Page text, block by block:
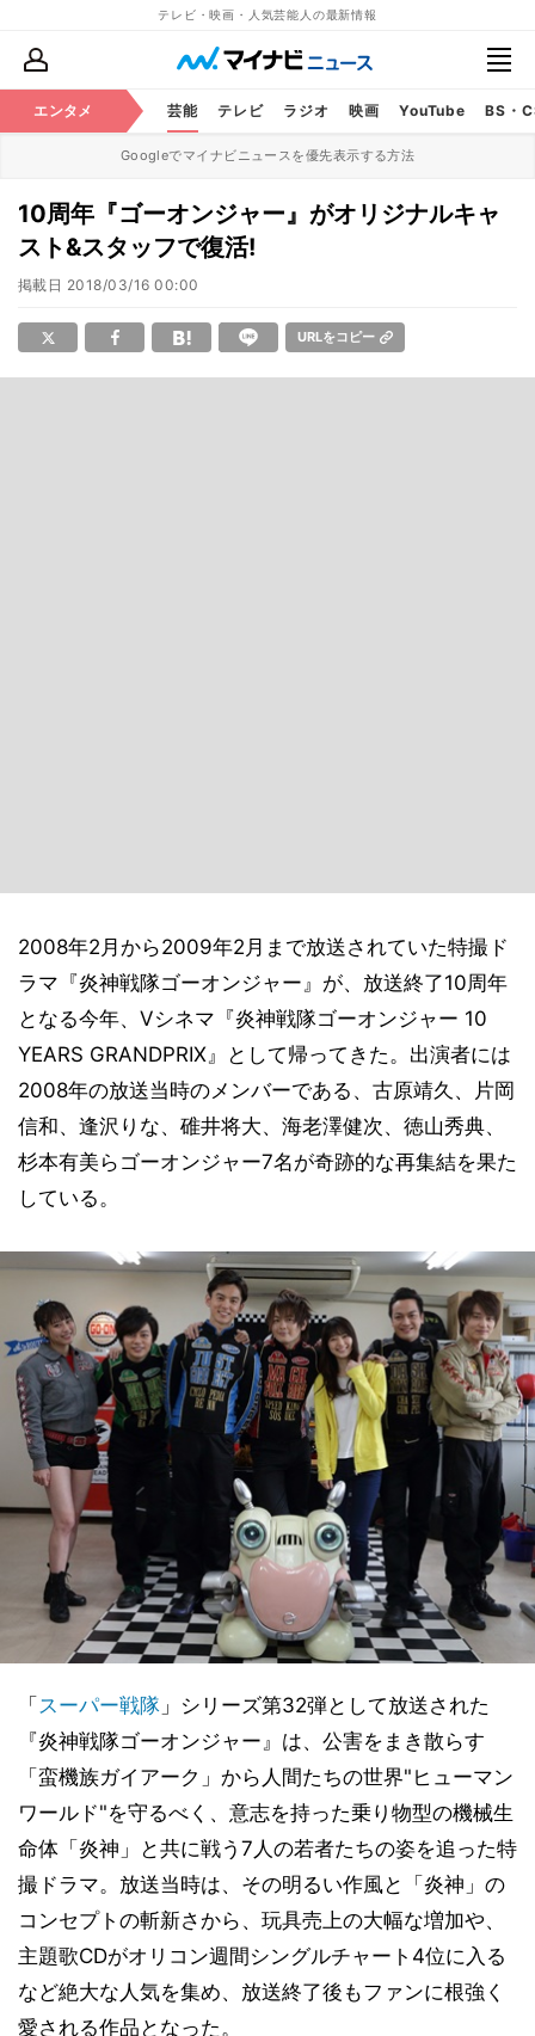
テレビ・映画・人気芸能人の最新情報
エンタメ 芸能 テレビ ラジオ 映画 YouTube BS・
Googleでマイナビニュースを優先表示する方法
10周年『ゴーオンジャー』がオリジナルキャ
スト&スタッフで復活!
掲載日 2018/03/16 00:00
URLをコピー
2008年2月から2009年2月まで放送されていた特撮ド
ラマ『炎神戦隊ゴーオンジャー』が、放送終了10周年
となる今年、Vシネマ『炎神戦隊ゴーオンジャー 10
YEARS GRANDPRIX』として帰ってきた。出演者には
2008年の放送当時のメンバーである、古原靖久、片岡
信和、逢沢りな、碓井将大、海老澤健次、徳山秀典、
杉本有美らゴーオンジャー7名が奇跡的な再集結を果た
している。
「 スーパー戦隊 」シリーズ第32弾として放送された
『炎神戦隊ゴーオンジャー』は、公害をまき散らす
「蛮機族ガイアーク」から人間たちの世界"ヒューマン
ワールド"を守るべく、意志を持った乗り物型の機械生
命体「炎神」と共に戦う7人の若者たちの姿を追った特
撮ドラマ。放送当時は、その明るい作風と「炎神」の
コンセプトの斬新さから、玩具売上の大幅な増加や、
主題歌CDがオリコン週間シングルチャート4位に入る
など絶大な人気を集め、放送終了後もファンに根強く
愛される作品となった。